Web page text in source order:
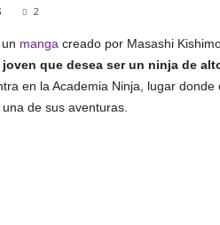
2
manga creado por Masashi
que desea ser un ninja de
en la Academia Ninja, lugar
de sus aventuras.